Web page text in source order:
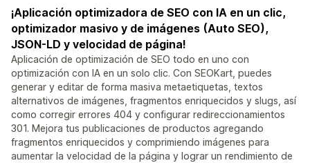
¡Aplicación optimizadora de SEO con IA en un clic,
optimizador masivo y de imágenes (Auto SEO),
JSON-LD y velocidad de página!
Aplicación de optimización de SEO todo en uno con
optimización con IA en un solo clic. Con SEOKart, puedes
generar y editar de forma masiva metaetiquetas, textos
alternativos de imágenes, fragmentos enriquecidos y slugs, así
como corregir errores 404 y configurar redireccionamientos
301. Mejora tus publicaciones de productos agregando
fragmentos enriquecidos y comprimiendo imágenes para
aumentar la velocidad de la página y lograr un rendimiento de